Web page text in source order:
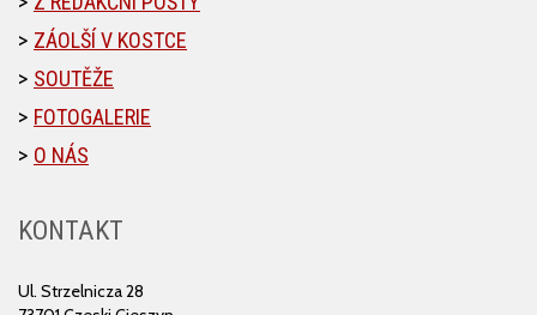
ZÁOLŠÍ V KOSTCE
SOUTĚŽE
FOTOGALERIE
O NÁS
KONTAKT
Ul. Strzelnicza 28